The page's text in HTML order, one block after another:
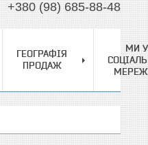
+380 (98) 685-88-48
ГЕОГРАФІЯ
ПРОДАЖ
МИ У